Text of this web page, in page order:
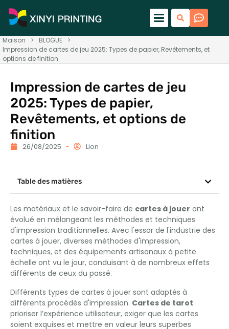
Maison > BLOGUE
>
Impression de cartes de jeu 2025: Types de papier, Revêtements, et
options de finition
Impression de cartes de jeu
2025: Types de papier,
Revêtements, et options de
finition
26/08/2025 Lion
Table des matières
Les matériaux et le savoir-faire de cartes à jouer ont
évolué en mélangeant les méthodes et techniques
d'impression traditionnelles. Avec l'essor de l'industrie des
cartes à jouer, diverses méthodes d'impression,
techniques, et des équipements artisanaux à petite
échelle ont vu le jour, conduisant à de nombreux effets
différents de ceux du passé.
Différents types de cartes à jouer sont adaptés à
différents procédés d'impression. Cartes de tarot
prioriser l’expérience utilisateur, exiger que les cartes
soient exquises et mettre en valeur leurs superbes